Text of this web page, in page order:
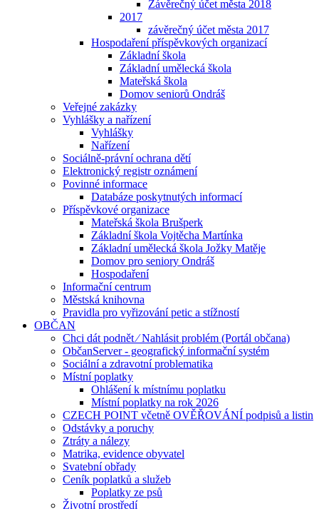
Závěrečný účet města 2018
2017
závěrečný účet města 2017
Hospodaření příspěvkových organizací
Základní škola
Základní umělecká škola
Mateřská škola
Domov seniorů Ondráš
Veřejné zakázky
Vyhlášky a nařízení
Vyhlášky
Nařízení
Sociálně-právní ochrana dětí
Elektronický registr oznámení
Povinné informace
Databáze poskytnutých informací
Příspěvkové organizace
Mateřská škola Brušperk
Základní škola Vojtěcha Martínka
Základní umělecká škola Jožky Matěje
Domov pro seniory Ondráš
Hospodaření
Informační centrum
Městská knihovna
Pravidla pro vyřizování petic a stížností
OBČAN
Chci dát podnět ⁄ Nahlásit problém (Portál občana)
ObčanServer - geografický informační systém
Sociální a zdravotní problematika
Místní poplatky
Ohlášení k místnímu poplatku
Místní poplatky na rok 2026
CZECH POINT včetně OVĚŘOVÁNÍ podpisů a listin
Odstávky a poruchy
Ztráty a nálezy
Matrika, evidence obyvatel
Svatební obřady
Ceník poplatků a služeb
Poplatky ze psů
Životní prostředí